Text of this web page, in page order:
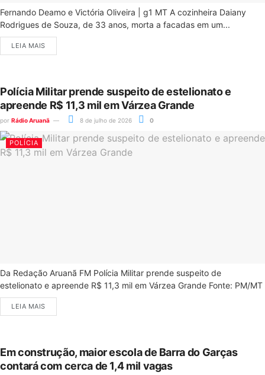
Fernando Deamo e Victória Oliveira | g1 MT A cozinheira Daiany
Rodrigues de Souza, de 33 anos, morta a facadas em um...
LEIA MAIS
Polícia Militar prende suspeito de estelionato e
apreende R$ 11,3 mil em Várzea Grande
por Rádio Aruanã 8 de julho de 2026 0
POLÍCIA
Da Redação Aruanã FM Polícia Militar prende suspeito de
estelionato e apreende R$ 11,3 mil em Várzea Grande Fonte: PM/MT
LEIA MAIS
Em construção, maior escola de Barra do Garças
contará com cerca de 1,4 mil vagas